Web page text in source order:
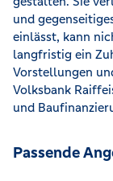
und
einlässt, kann
langfristig ein
Vorstellungen
Volksbank
und
Passende